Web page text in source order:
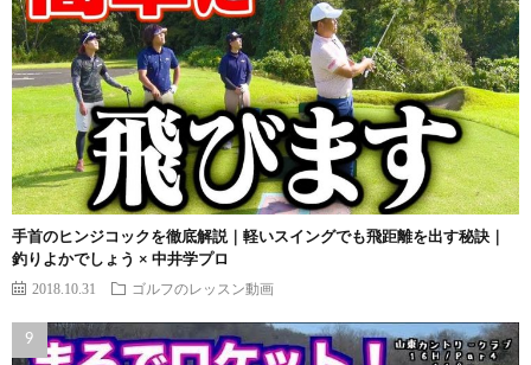
手首のヒンジコックを徹底解説｜軽いスイングでも飛距離を出す秘訣｜
釣りよかでしょう × 中井学プロ
2018.10.31 ゴルフのレッスン動画